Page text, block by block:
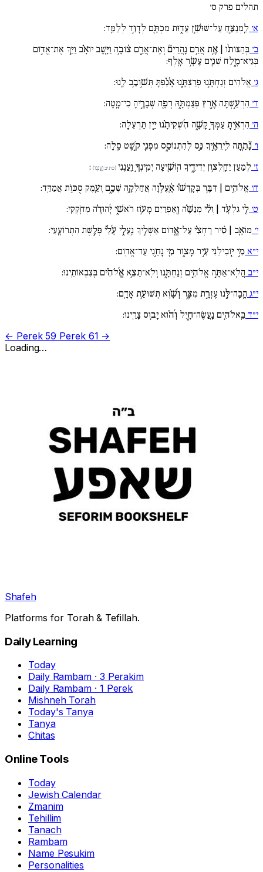
תהלים פרק ס׳
א׳ לַֽמְנַצֵּ֣חַ עַל־שׁוּשַׁ֣ן עֵד֑וּת מִכְתָּ֖ם לְדָוִ֣ד לְלַמֵּֽד:
ב׳ בְּהַצּוֹת֨וֹ | אֶ֥ת אֲרַ֥ם נַֽהֲרַיִם֘ וְאֶת־אֲרַ֪ם צ֫וֹבָ֥ה וַיָּ֚שָׁב יוֹאָ֗ב וַיַּ֣ךְ אֶת־אֱד֣וֹם
בְּגֵיא־מֶ֑לַח שְׁנֵ֖ים עָשָׂ֣ר אָֽלֶף:
ג׳ אֱלֹהִים זְנַחְתָּ֣נוּ פְרַצְתָּ֑נוּ אָ֜נַ֗פְתָּ תְּשׁ֣וֹבֵ֥ב לָֽנוּ:
ד׳ הִרְעַ֣שְׁתָּה אֶ֣רֶץ פְּצַמְתָּ֑הּ רְפָ֖ה שְׁבָרֶ֣יהָ כִי־מָֽטָה:
ה׳ הִרְאִ֣יתָ עַמְּךָ֣ קָשָׁ֑ה הִ֜שְׁקִיתָ֗נוּ יַ֣יִן תַּרְעֵלָֽה:
ו׳ נָ֘תַ֚תָּה לִּֽירֵאֶ֣יךָ נֵּ֣ס לְהִתְנוֹסֵ֑ס מִפְּנֵ֖י קֹ֣שֶׁט סֶֽלָה:
ז׳ לְמַעַן יֵחָֽלְצ֥וּן יְדִידֶ֑יךָ הֽוֹשִׁ֖יעָה יְמִֽינְךָ֣ וַֽעֲנֵֽנִי (כתיב וַֽעֲנֵֽנִו) :
ח׳ אֱלֹהִ֚ים | דִּבֶּ֥ר בְּקָדְשׁ֗וֹ אֶֽ֫עֱלֹ֥זָה אֲחַלְּקָ֥ה שְׁכֶ֑ם וְעֵ֖מֶק סֻכּ֣וֹת אֲמַדֵּֽד:
ט׳ לִ֚י גִלְעָ֨ד | וְלִ֬י מְנַשֶּׁ֗ה וְ֖אֶפְרַיִם מָע֣וֹז רֹאשִׁ֑י יְ֜הוּדָ֗ה מְחֹֽקְקִי:
י׳ מוֹאָ֚ב | סִ֬יר רַחְצִ֗י עַל־אֱ֖דוֹם אַשְׁלִ֣יךְ נַֽעֲלִ֑י עָ֜לַ֗י פְּלֶ֣שֶׁת הִתְרוֹעָֽעִי:
י״א מִ֣י יֽ֖וֹבִילֵנִי עִ֣יר מָצ֑וֹר מִ֖י נָחַ֣נִי עַד־אֱדֽוֹם:
י״ב הֲלֹֽא־אַתָּ֣ה אֱלֹהִ֣ים זְנַחְתָּ֑נוּ וְלֹֽא־תֵצֵ֥א אֱ֜לֹהִ֗ים בְּצִבְאוֹתֵֽינוּ:
י״ג הָֽבָה־לָּ֣נוּ עֶזְרָ֣ת מִצָּ֑ר וְ֜שָׁ֗וְא תְּשׁוּעַ֥ת אָדָֽם:
י״ד בֵּֽאלֹהִ֥ים נַֽעֲשֶׂה־חָ֑יִל וְ֜ה֗וּא יָב֥וּס צָרֵֽינוּ:
← Perek 59 Perek 61 →
Loading…
Shafeh
Platforms for Torah & Tefillah.
Daily Learning
Today
Daily Rambam · 3 Perakim
Daily Rambam · 1 Perek
Mishneh Torah
Today's Tanya
Tanya
Chitas
Online Tools
Today
Jewish Calendar
Zmanim
Tehillim
Tanach
Rambam
Name Pesukim
Personalities